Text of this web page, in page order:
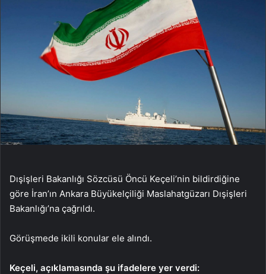
Dışişleri Bakanlığı Sözcüsü Öncü Keçeli’nin bildirdiğine
göre İran’ın Ankara Büyükelçiliği Maslahatgüzarı Dışişleri
Bakanlığı’na çağrıldı.
Görüşmede ikili konular ele alındı.
Keçeli, açıklamasında şu ifadelere yer verdi: